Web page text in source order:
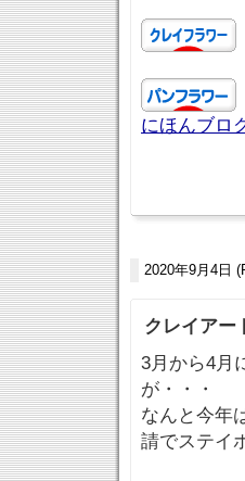
にほんブロ
2020年9月4日
クレイア
3月から4月
が・・・
なんと今年
請でステイ